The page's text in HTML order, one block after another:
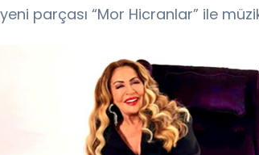
parçası “Mor Hicranlar” ile